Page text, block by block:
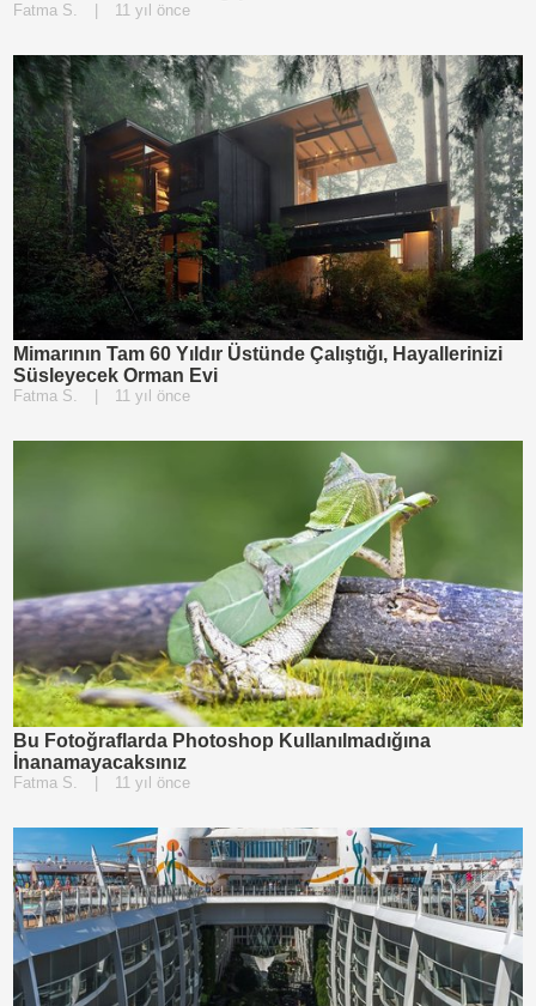
Fatma S. | 11 yıl önce
Mimarının Tam 60 Yıldır Üstünde Çalıştığı, Hayallerinizi
Süsleyecek Orman Evi
Fatma S. 11 yıl önce
Bu Fotoğraflarda Photoshop Kullanılmadığına
İnanamayacaksınız
Fatma S. 11 yıl önce